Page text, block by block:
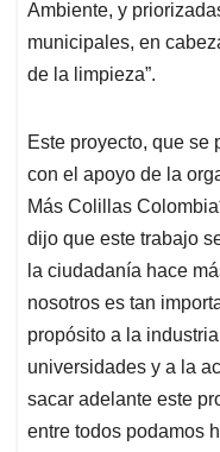
Ambiente, y
municipales, en
de la limpieza”.
Este proyecto, que se
con el apoyo de la
Más Colillas
dijo que este trabajo
la ciudadanía hace
nosotros es tan
propósito a la
universidades y a la
sacar adelante este
entre todos podamos